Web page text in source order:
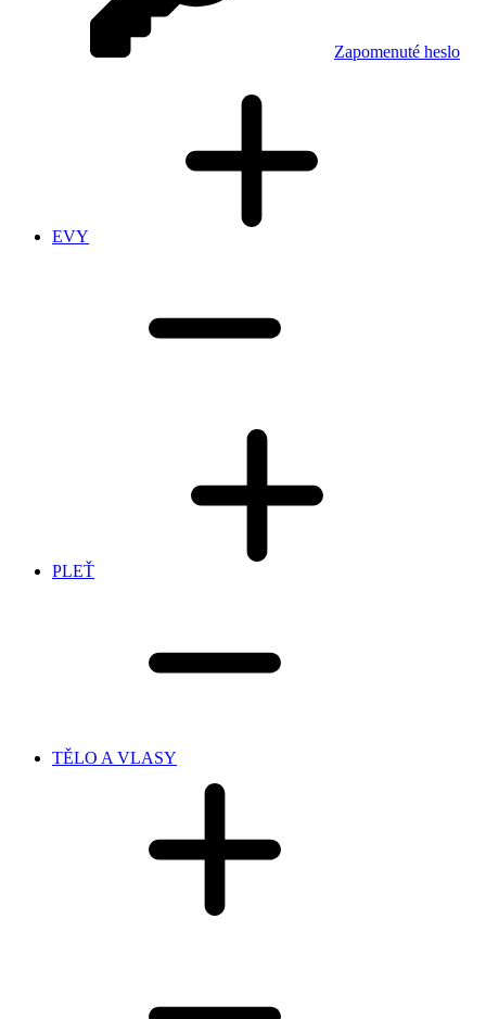
Zapomenuté heslo
EVY
PLEŤ
TĚLO A VLASY